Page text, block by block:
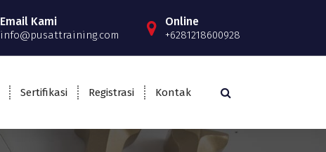
Email Kami
info@pusattraining.com
Online
+6281218600928
Sertifikasi Registrasi Kontak